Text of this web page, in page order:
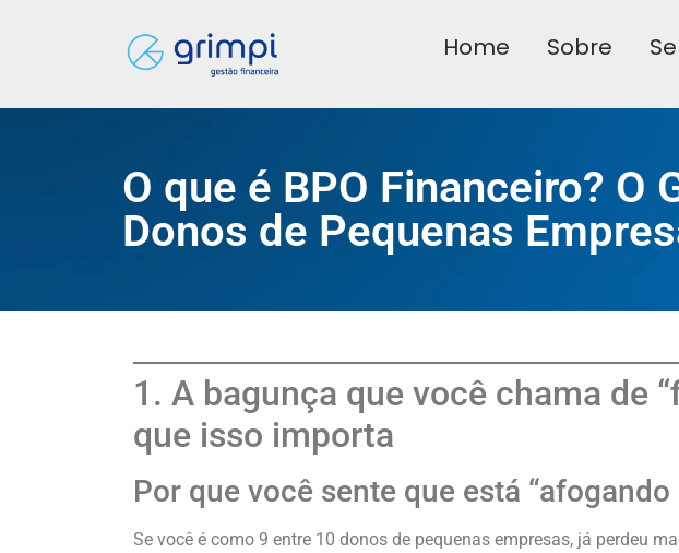
Home Sobre
O que é BPO Financeiro? O
Donos de Pequenas
1. A bagunça que você chama de
que isso importa
Por que você sente que está
Se você é como 9 entre 10 donos de pequenas empresas, já perdeu